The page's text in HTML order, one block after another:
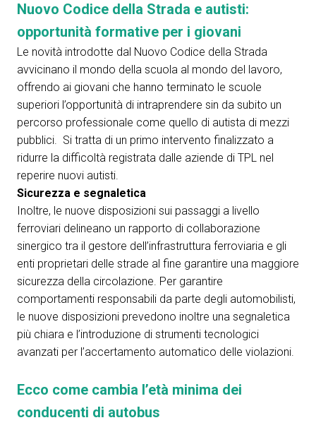
Nuovo Codice della Strada e autisti:
opportunità formative per i giovani
Le novità introdotte dal Nuovo Codice della Strada
avvicinano il mondo della scuola al mondo del lavoro,
offrendo ai giovani che hanno terminato le scuole
superiori l’opportunità di intraprendere sin da subito un
percorso professionale come quello di autista di mezzi
pubblici. Si tratta di un primo intervento finalizzato a
ridurre la difficoltà registrata dalle aziende di TPL nel
reperire nuovi autisti.
Sicurezza e segnaletica
Inoltre, le nuove disposizioni sui passaggi a livello
ferroviari delineano un rapporto di collaborazione
sinergico tra il gestore dell’infrastruttura ferroviaria e gli
enti proprietari delle strade al fine garantire una maggiore
sicurezza della circolazione. Per garantire
comportamenti responsabili da parte degli automobilisti,
le nuove disposizioni prevedono inoltre una segnaletica
più chiara e l’introduzione di strumenti tecnologici
avanzati per l’accertamento automatico delle violazioni.
Ecco come cambia l’età minima dei
conducenti di autobus